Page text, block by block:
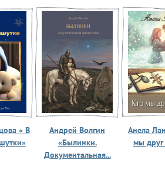
« В
Андрей Волгин
«Былинки.
Документальная...
Анела
мы друг